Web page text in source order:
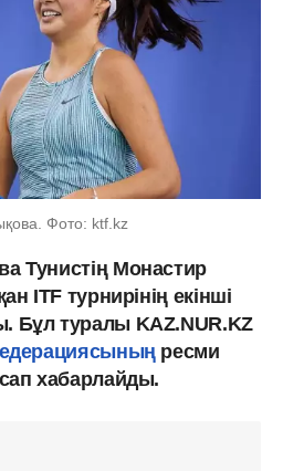
Фото: ktf.kz
Тунистің Монастир
ITF турнирінің екінші
туралы KAZ.NUR.KZ
ресми
хабарлайды.